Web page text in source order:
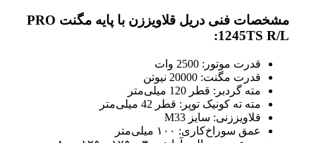
مشخصات فنی دریل قلاویززن با پایه مگنت PRO
1245TS R/L:
قدرت موتور: 2500 وات
قدرت مگنت: 20000 نیوتن
مته گردبر: قطر 120 میلی‌متر
مته ته کونیک توپر: قطر 42 میلی‌متر
قلاویززنی: سایز M33
عمق سوراخ‌کاری: ۱۰۰ میلی‌متر